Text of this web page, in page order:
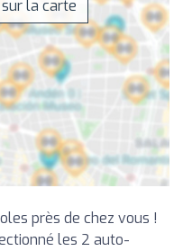
la carte
près de chez vous !
les 2 auto-